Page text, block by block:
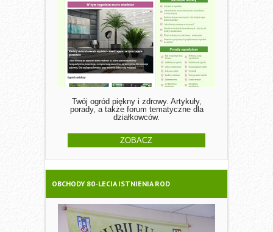
Twój ogród piękny i zdrowy. Artykuły,
porady, a także forum tematyczne dla
działkowców.
ZOBACZ
OBCHODY 80-LECIA ISTNIENIA ROD